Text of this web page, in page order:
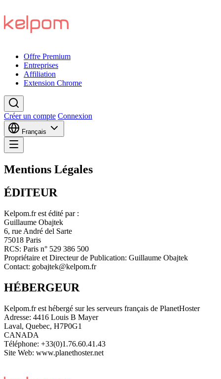
Offre Premium
Entreprises
Affiliation
Extension Chrome
Créer un compte Connexion
Français
Mentions Légales
ÉDITEUR
Kelpom.fr est édité par :
Guillaume Obajtek
6, rue André del Sarte
75018 Paris
RCS: Paris n° 529 386 500
Propriétaire et Directeur de Publication: Guillaume Obajtek
Contact: gobajtek@kelpom.fr
HÉBERGEUR
Kelpom.fr est hébergé sur les serveurs français de PlanetHoster
Adresse: 4416 Louis B Mayer
Laval, Quebec, H7P0G1
CANADA
Téléphone: +33(0)1.76.60.41.43
Site Web: www.planethoster.net